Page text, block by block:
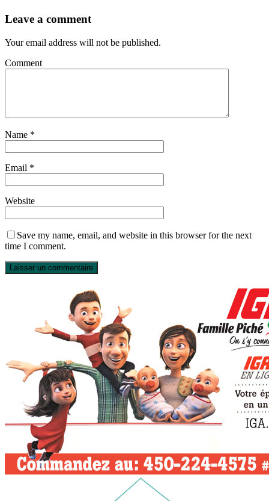
Leave a comment
Your email address will not be published.
Comment
Name *
Email *
Website
Save my name, email, and website in this browser for the next
time I comment.